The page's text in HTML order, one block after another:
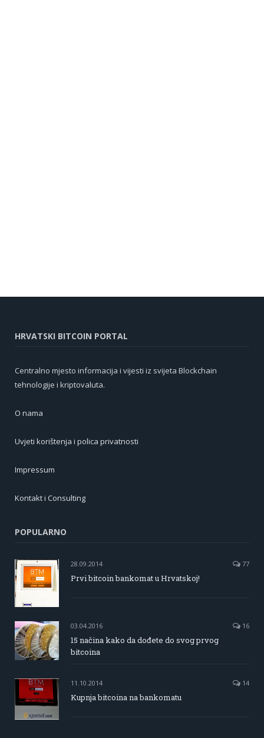
HRVATSKI BITCOIN PORTAL
Centralno mjesto informacija i vijesti iz svijeta Blockchain
tehnologije i kriptovaluta.
O nama
Uvjeti korištenja i polica privatnosti
Impressum
Kontakt i Consulting
POPULARNO
28.09.2014 77
Prvi bitcoin bankomat u Hrvatskoj!
03.04.2016 16
15 načina kako da dođete do svog prvog
bitcoina
11.10.2014 14
Kupnja bitcoina na bankomatu